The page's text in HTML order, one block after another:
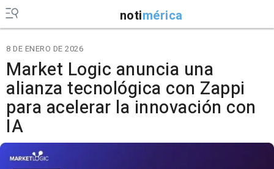
notimérica
8 DE ENERO DE 2026
Market Logic anuncia una
alianza tecnológica con Zappi
para acelerar la innovación con
IA